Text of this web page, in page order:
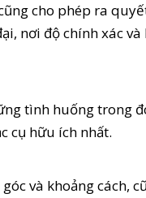
cho phép ra
nơi độ chính xác
tình huống trong
cụ hữu ích nhất.
và khoảng cách,